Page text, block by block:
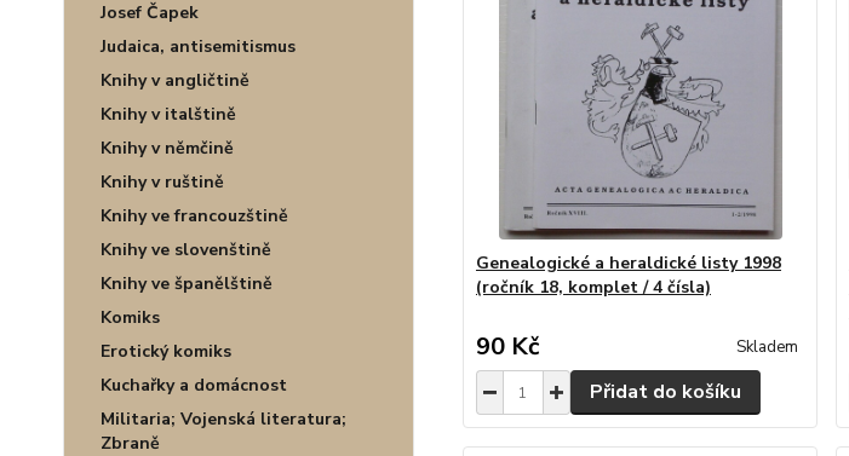
Josef Čapek
Judaica, antisemitismus
Knihy v angličtině
Knihy v italštině
Knihy v němčině
Knihy v ruštině
Knihy ve francouzštině
Knihy ve slovenštině
Knihy ve španělštině
Komiks
Erotický komiks
Kuchařky a domácnost
Militaria; Vojenská literatura;
Zbraně
Genealogické a heraldické listy 1998
(ročník 18, komplet / 4 čísla)
90 Kč Skladem
Přidat do košíku